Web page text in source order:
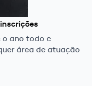
o ano todo e
área de atuação